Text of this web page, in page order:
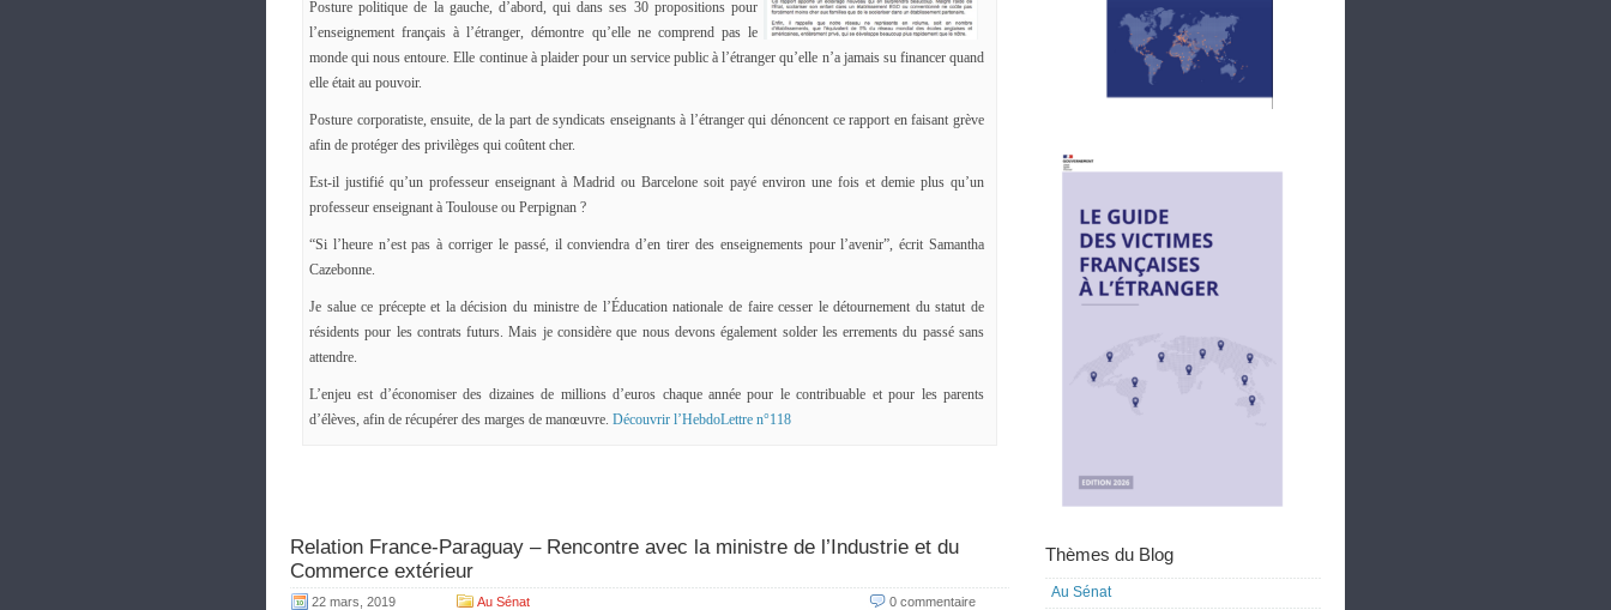
Posture politique de la gauche, d’abord, qui dans ses 30 propositions pour
l’enseignement français à l’étranger, démontre qu’elle ne comprend pas le
monde qui nous entoure. Elle continue à plaider pour un service public à l’étranger qu’elle n’a jamais su financer quand
elle était au pouvoir.
Posture corporatiste, ensuite, de la part de syndicats enseignants à l’étranger qui dénoncent ce rapport en faisant grève
afin de protéger des privilèges qui coûtent cher.
Est-il justifié qu’un professeur enseignant à Madrid ou Barcelone soit payé environ une fois et demie plus qu’un
professeur enseignant à Toulouse ou Perpignan ?
“Si l’heure n’est pas à corriger le passé, il conviendra d’en tirer des enseignements pour l’avenir”, écrit Samantha
Cazebonne.
Je salue ce précepte et la décision du ministre de l’Éducation nationale de faire cesser le détournement du statut de
résidents pour les contrats futurs. Mais je considère que nous devons également solder les errements du passé sans
attendre.
L’enjeu est d’économiser des dizaines de millions d’euros chaque année pour le contribuable et pour les parents
d’élèves, afin de récupérer des marges de manœuvre. Découvrir l’HebdoLettre n°118
Relation France-Paraguay – Rencontre avec la ministre de l’Industrie et du
Commerce extérieur
22 mars, 2019 Au Sénat 0 commentaire
Thèmes du Blog
Au Sénat